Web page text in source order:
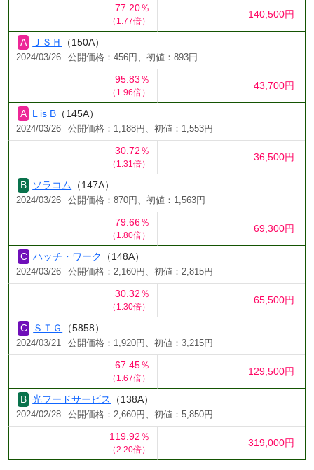
77.20％
（1.77倍）
140,500円
ＪＳＨ （150A）
2024/03/26 公開価格：456円、初値：893円
95.83％
（1.96倍）
43,700円
L is B （145A）
2024/03/26 公開価格：1,188円、初値：1,553円
30.72％
（1.31倍）
36,500円
ソラコム （147A）
2024/03/26 公開価格：870円、初値：1,563円
79.66％
（1.80倍）
69,300円
ハッチ・ワーク （148A）
2024/03/26 公開価格：2,160円、初値：2,815円
30.32％
（1.30倍）
65,500円
ＳＴＧ （5858）
2024/03/21 公開価格：1,920円、初値：3,215円
67.45％
（1.67倍）
129,500円
光フードサービス （138A）
2024/02/28 公開価格：2,660円、初値：5,850円
119.92％
（2.20倍）
319,000円